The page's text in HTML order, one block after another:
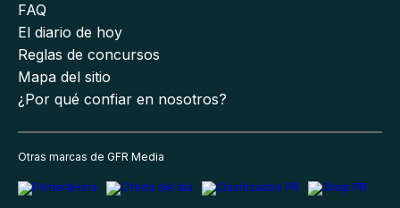
FAQ
El diario de hoy
Reglas de concursos
Mapa del sitio
¿Por qué confiar en nosotros?
Otras marcas de GFR Media